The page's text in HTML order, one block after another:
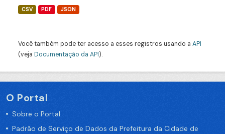
CSV PDF JSON
Você também pode ter acesso a esses registros usando a API
(veja Documentação da API).
O Portal
Sobre o Portal
Padrão de Serviço de Dados da Prefeitura da Cidade de